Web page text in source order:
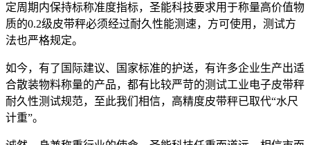
定周期内保持标称准度指标，圣能科技要求用于称量高价值物
质的0.2级皮带秤必须经过耐久性能测速，方可使用，测试方
法也严格规定。
如今，有了国际建议、国家标准的护送，有许多企业生产出适
合散装物料称量的产品，都有比较严苛的测试工业电子皮带秤
耐久性测试规范，至此我们相信，高精度皮带秤已取代“水尺
计重”。